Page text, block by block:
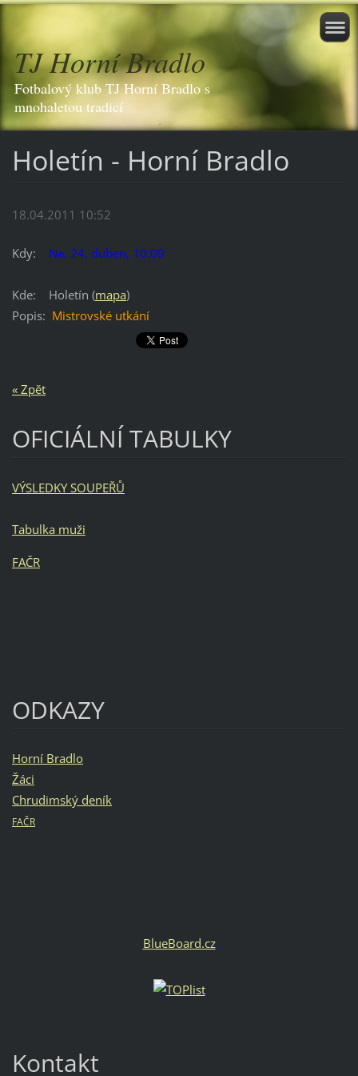
TJ Horní Bradlo
Fotbalový klub TJ Horní Bradlo s
mnohaletou tradicí
Holetín - Horní Bradlo
18.04.2011 10:52
Kdy: Ne, 24. duben, 10:00
Kde: Holetín (mapa)
Popis: Mistrovské utkání
« Zpět
OFICIÁLNÍ TABULKY
VÝSLEDKY SOUPEŘŮ
Tabulka muži
FAČR
ODKAZY
Horní Bradlo
Žáci
Chrudimský deník
FAČR
BlueBoard.cz
Kontakt